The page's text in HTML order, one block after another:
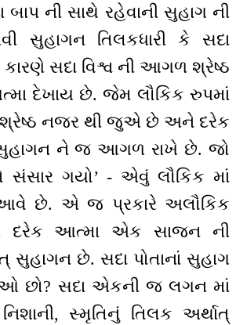
બાપ ની સાથે રહેવાની સુહાગ ની
સુહાગન તિલકધારી કે સદા
કારણે સદા વિશ્વ ની આગળ શ્રેષ્ઠ
દેખાય છે. જેમ લૌકિક રુપમાં
નજર થી જુએ છે અને દરેક
સુહાગન ને જ આગળ રાખે છે. જો
સંસાર ગયો’ - એવું લૌકિક માં
આવે છે. એ જ પ્રકારે અલૌકિક
દરેક આત્મા એક સાજન ની
સુહાગન છે. સદા પોતાનાં સુહાગ
છો? સદા એકની જ લગન માં
સ્મૃતિનું તિલક અર્થાત્